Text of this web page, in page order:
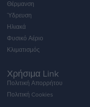
Θέρμανση
Ύδρευση
Ηλιακά
Φυσικό Αέριο
Κλιματισμός
Χρήσιμα Link
Πολιτική Απορρήτου
Πολιτική Cookies